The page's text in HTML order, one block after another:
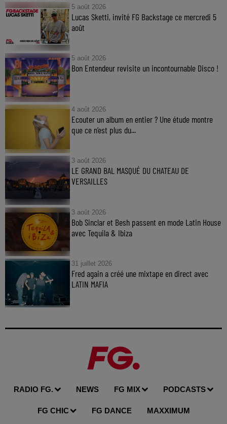
5 août 2026
Lucas Sketti, invité FG Backstage ce mercredi 5
août
5 août 2026
Bon Entendeur revisite un incontournable Disco !
4 août 2026
Ecouter un album en entier ? Une étude montre
que ce n’est plus du...
3 août 2026
LE GRAND BAL MASQUÉ DU CHATEAU DE
VERSAILLES
3 août 2026
Bob Sinclar et Besh passent en mode Latin House
avec Tequila & Ibiza
31 juillet 2026
Fred again a créé une mixtape en direct avec
LATIN MAFIA
RADIO FG. NEWS FG MIX PODCASTS
FG CHIC FG DANCE MAXXIMUM